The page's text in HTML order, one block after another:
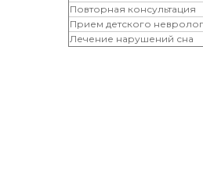
Повторная консультация
Прием детского
Лечение нарушений сна